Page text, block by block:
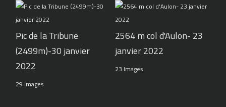
Pic de la Tribune
(2499m)-30 janvier
2022
29 Images
2564 m col d'Aulon- 23
janvier 2022
23 Images